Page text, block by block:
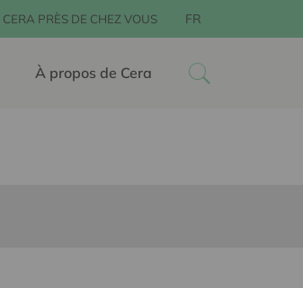
CERA PRÈS DE CHEZ VOUS FR
À propos de Cera